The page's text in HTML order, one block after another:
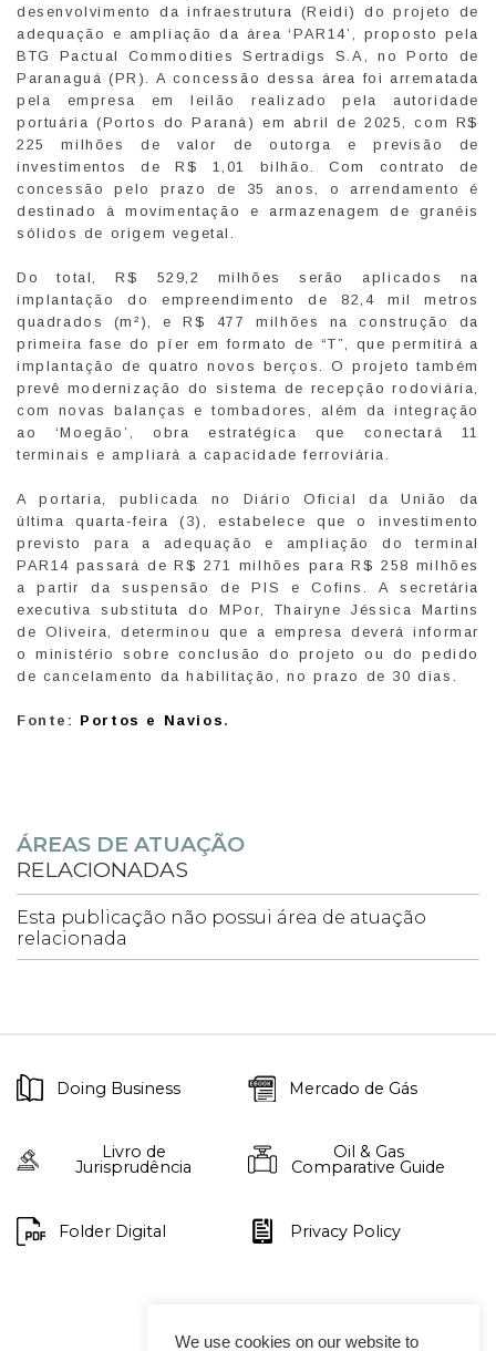
desenvolvimento da infraestrutura (Reidi) do projeto de
adequação e ampliação da área ‘PAR14’, proposto pela
BTG Pactual Commodities Sertradigs S.A, no Porto de
Paranaguá (PR). A concessão dessa área foi arrematada
pela empresa em leilão realizado pela autoridade
portuária (Portos do Paraná) em abril de 2025, com R$
225 milhões de valor de outorga e previsão de
investimentos de R$ 1,01 bilhão. Com contrato de
concessão pelo prazo de 35 anos, o arrendamento é
destinado à movimentação e armazenagem de granéis
sólidos de origem vegetal.
Do total, R$ 529,2 milhões serão aplicados na
implantação do empreendimento de 82,4 mil metros
quadrados (m²), e R$ 477 milhões na construção da
primeira fase do píer em formato de “T”, que permitirá a
implantação de quatro novos berços. O projeto também
prevê modernização do sistema de recepção rodoviária,
com novas balanças e tombadores, além da integração
ao ‘Moegão’, obra estratégica que conectará 11
terminais e ampliará a capacidade ferroviária.
A portaria, publicada no Diário Oficial da União da
última quarta-feira (3), estabelece que o investimento
previsto para a adequação e ampliação do terminal
PAR14 passará de R$ 271 milhões para R$ 258 milhões
a partir da suspensão de PIS e Cofins. A secretária
executiva substituta do MPor, Thairyne Jéssica Martins
de Oliveira, determinou que a empresa deverá informar
o ministério sobre conclusão do projeto ou do pedido
de cancelamento da habilitação, no prazo de 30 dias.
Fonte: Portos e Navios .
ÁREAS DE ATUAÇÃO
RELACIONADAS
Esta publicação não possui área de atuação
relacionada
Doing Business Mercado de Gás
Livro de
Jurisprudência
Oil & Gas
Comparative Guide
Folder Digital Privacy Policy
We use cookies on our website to